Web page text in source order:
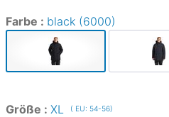
Farbe : black (6000)
Größe : XL ( EU: 54-56)